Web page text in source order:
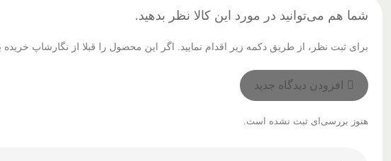
شما هم می‌توانید در مورد این کالا نظر بدهید.
برای ثبت نظر، از طریق دکمه زیر اقدام نمایید. اگر این محصول را قبلا از نگارشاپ
افزودن دیدگاه جدید
هنوز بررسی‌ای ثبت نشده است.